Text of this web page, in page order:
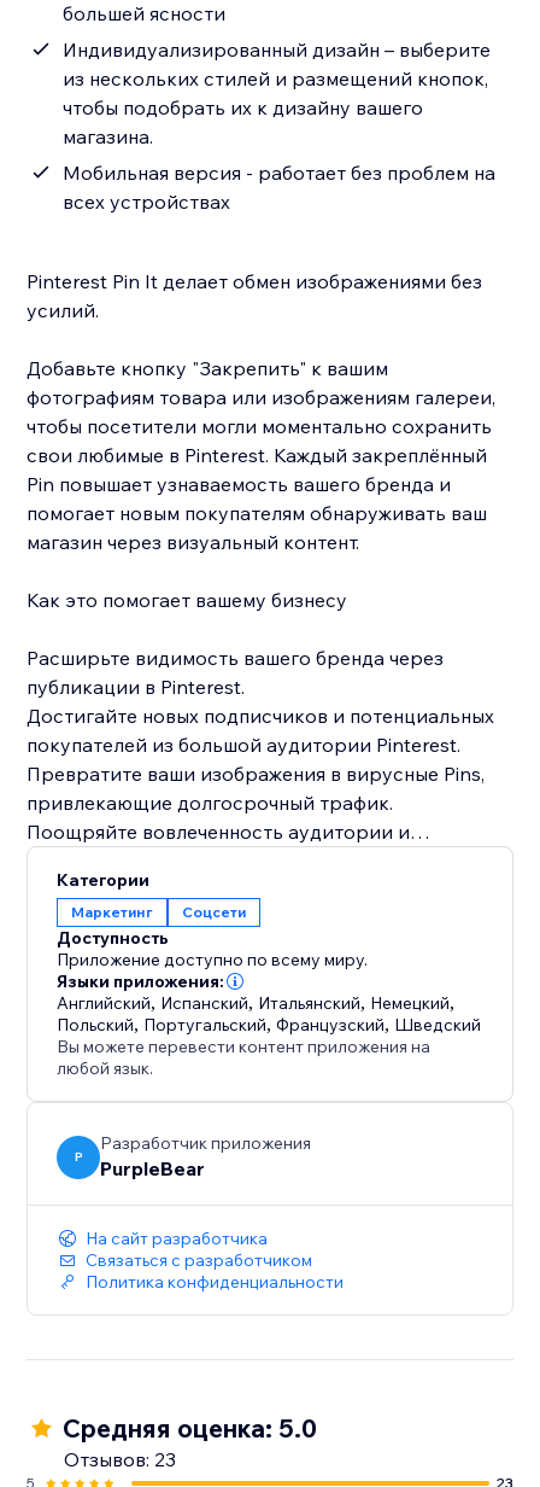
большей ясности
Индивидуализированный дизайн – выберите
из нескольких стилей и размещений кнопок,
чтобы подобрать их к дизайну вашего
магазина.
Мобильная версия - работает без проблем на
всех устройствах
Pinterest Pin It делает обмен изображениями без
усилий.
Добавьте кнопку "Закрепить" к вашим
фотографиям товара или изображениям галереи,
чтобы посетители могли моментально сохранить
свои любимые в Pinterest. Каждый закреплённый
Pin повышает узнаваемость вашего бренда и
помогает новым покупателям обнаруживать ваш
магазин через визуальный контент.
Как это помогает вашему бизнесу
Расширьте видимость вашего бренда через
публикации в Pinterest.
Достигайте новых подписчиков и потенциальных
покупателей из большой аудитории Pinterest.
Превратите ваши изображения в вирусные Pins,
привлекающие долгосрочный трафик.
Поощряйте вовлеченность аудитории и
Установите Pinterest Pin It сегодня, чтобы сделать
ваш контент мгновенно общедоступным и
превратить каждого посетителя в потенциального
амбассадора бренда.
Категории
Маркетинг Соцсети
Доступность
Приложение доступно по всему миру.
Языки приложения:
Английский, Испанский, Итальянский, Немецкий,
Польский, Португальский,Французский, Шведский
Вы можете перевести контент приложения на
любой язык.
P
Разработчик приложения
PurpleBear
На сайт разработчика
Связаться с разработчиком
Политика конфиденциальности
Средняя оценка: 5.0
Отзывов: 23
5 23